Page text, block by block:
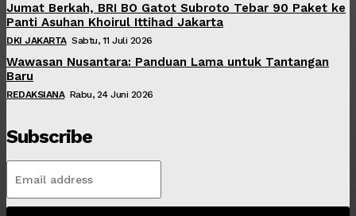
Jumat Berkah, BRI BO Gatot Subroto Tebar 90 Paket ke
Panti Asuhan Khoirul Ittihad Jakarta
DKI JAKARTA Sabtu, 11 Juli 2026
Wawasan Nusantara: Panduan Lama untuk Tantangan
Baru
REDAKSIANA Rabu, 24 Juni 2026
Subscribe